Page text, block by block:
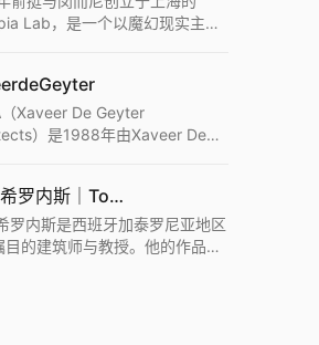
Lab，是一个以魔幻现实主
新的思维范式为基础，以上海性
性为介入设计的原点，以建筑为
从而推动建筑学和社会学进步。
中获Merit,2021 Architizer
Awards中获Special
：Best Young Firm，2020 IF
Xaveer De Geyter
）是1988年由Xaveer De
计方法、多元的专业团队和国际
品著称，曾获密斯·凡·德罗奖、
奖等多项重要奖项。XDGA主张
托尼·希罗内斯｜Toni Gironès
罗内斯是西班牙加泰罗尼亚地区
目的建筑师与教授。他的作品深